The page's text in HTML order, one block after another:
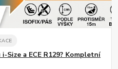
Size a ECE R129? Kompletní